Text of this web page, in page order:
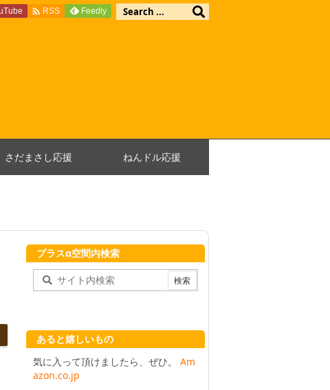
さだまさし応援 ねんドル応援
 RSS Feedly
プラスα空間内検索
あると嬉しいもの
気に入って頂けましたら、ぜひ。 Am
azon.co.jp